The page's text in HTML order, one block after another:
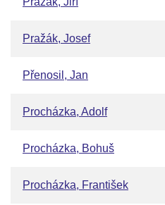
Pražák, Josef
Přenosil, Jan
Procházka, Adolf
Procházka, Bohuš
Procházka, František